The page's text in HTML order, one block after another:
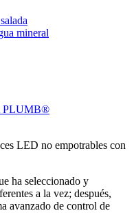
mineral
PLUMB®
LED no empotrables con
ha seleccionado y
a la vez; después,
avanzado de control de